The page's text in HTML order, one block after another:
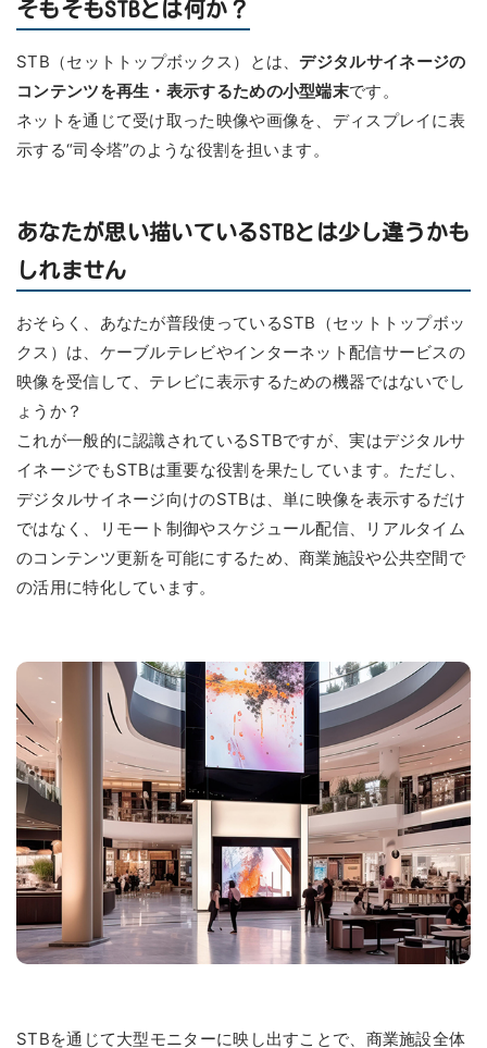
そもそもSTBとは何か？
STB（セットトップボックス）とは、デジタルサイネージの
コンテンツを再生・表示するための小型端末です。
ネットを通じて受け取った映像や画像を、ディスプレイに表
示する“司令塔”のような役割を担います。
あなたが思い描いているSTBとは少し違うかも
しれません
おそらく、あなたが普段使っているSTB（セットトップボッ
クス）は、ケーブルテレビやインターネット配信サービスの
映像を受信して、テレビに表示するための機器ではないでし
ょうか？
これが一般的に認識されているSTBですが、実はデジタルサ
イネージでもSTBは重要な役割を果たしています。ただし、
デジタルサイネージ向けのSTBは、単に映像を表示するだけ
ではなく、リモート制御やスケジュール配信、リアルタイム
のコンテンツ更新を可能にするため、商業施設や公共空間で
の活用に特化しています。
STBを通じて大型モニターに映し出すことで、商業施設全体